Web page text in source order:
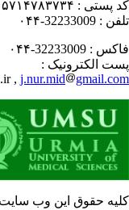
پستی : ۵۷۱۴۷۸۳۷۳۴
: 32233009-۰۴۴
: 32233009-۰۴۴
الکترونیک :
,j.nur.mid
حقوق این وب سایت